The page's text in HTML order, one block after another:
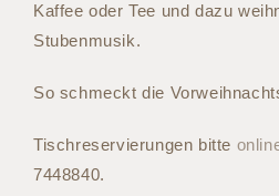
Kaffee oder Tee und dazu
Stubenmusik.
So schmeckt die
Tischreservierungen bitte
7448840.